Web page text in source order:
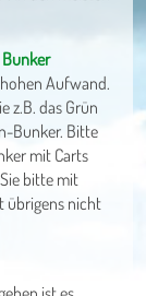
Aufwand.
z.B. das Grün
Bunker. Bitte
mit Carts
bitte mit
übrigens nicht